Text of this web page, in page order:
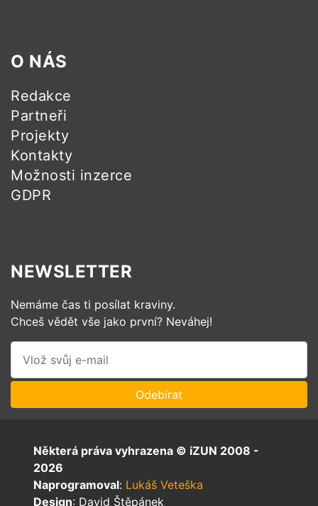
O NÁS
Redakce
Partneři
Projekty
Kontakty
Možnosti inzerce
GDPR
NEWSLETTER
Nemáme čas ti posílat kraviny.
Chceš vědět vše jako první? Neváhej!
Některá práva vyhrazena © iZUN 2008 -
2026
Naprogramoval: Lukáš Veteška
Design: David Štěpánek